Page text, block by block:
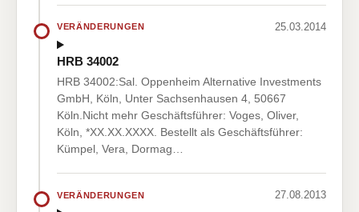
VERÄNDERUNGEN 25.03.2014
HRB 34002
HRB 34002:Sal. Oppenheim Alternative Investments
GmbH, Köln, Unter Sachsenhausen 4, 50667
Köln.Nicht mehr Geschäftsführer: Voges, Oliver,
Köln, *XX.XX.XXXX. Bestellt als Geschäftsführer:
Kümpel, Vera, Dormag…
VERÄNDERUNGEN 27.08.2013